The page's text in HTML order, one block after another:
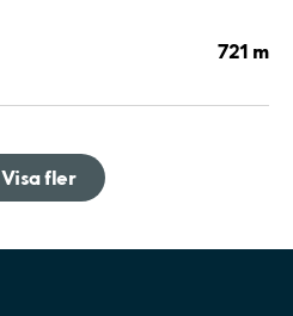
721 m
Visa fler